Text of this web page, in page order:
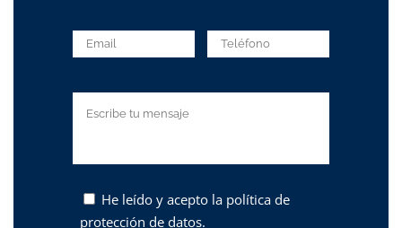
He leído y acepto la política de
protección de datos.